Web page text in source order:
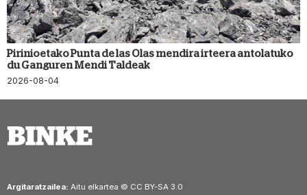
Pirinioetako Punta de las Olas mendira irteera antolatuko
du Ganguren Mendi Taldeak
2026-08-04
Argitaratzailea: Aitu elkartea © CC BY-SA 3.0